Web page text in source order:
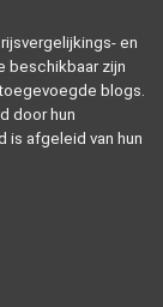
en
beschikbaar zijn
blogs.
door hun
is afgeleid van hun